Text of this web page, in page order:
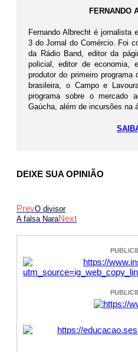
FERNANDO
Fernando Albrecht é jornalista
3 do Jornal do Comércio. Foi
da Rádio Band, editor da
policial, editor de economia,
produtor do primeiro programa
brasileira, o Campo e
programa sobre o mercado
Gaúcha, além de incursões na
DEIXE SUA OPINIÃO
PrevO divisor
A falsa NaraNext